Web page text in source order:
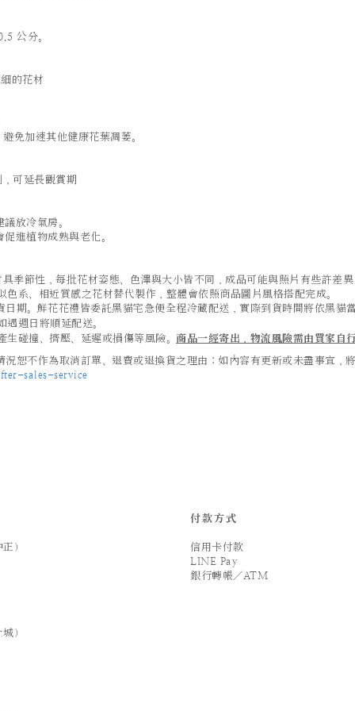
公分。
的花材
免加速其他健康花葉凋萎。
可延長觀賞期
放冷氣房。
進植物成熟與老化。
季節性，每批花材姿態、色澤與大小皆不同，成品可能與照片有些許差
系、相近質感之花材替代製作，整體會依照商品圖片風格搭配完成。
期。鮮花花禮皆委託黑貓宅急便全程冷藏配送，實際到貨時間將依黑貓
遇週日將順延配送。
碰撞、擠壓、延遲或損傷等風險。 商品一經寄出，物流風險需由買家自
恕不作為取消訂單、退費或退換貨之理由；如內容有更新或未盡事宜，
sales-service
）
）
付款方式
信用卡付款
LINE Pay
銀行轉帳／ATM